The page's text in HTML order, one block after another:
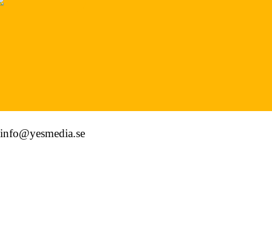
info@yesmedia.se